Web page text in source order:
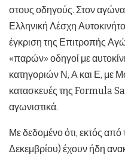
στους οδηγούς. Στον
Ελληνική Λέσχη
έγκριση της Επιτροπής
«παρών» οδηγοί με
κατηγοριών Ν, Α και Ε, με
κατασκευές της Formula
αγωνιστικά.
Με δεδομένο ότι, εκτός
Δεκεμβρίου) έχουν ήδη